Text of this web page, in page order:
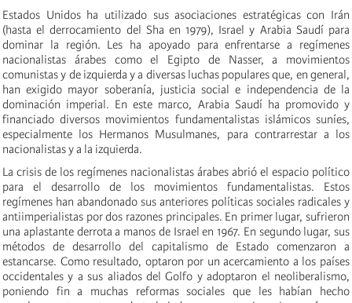
Estados Unidos ha utilizado sus asociaciones estratégicas con Irán
(hasta el derrocamiento del Sha en 1979), Israel y Arabia Saudí para
dominar la región. Les ha apoyado para enfrentarse a regímenes
nacionalistas árabes como el Egipto de Nasser, a movimientos
comunistas y de izquierda y a diversas luchas populares que, en general,
han exigido mayor soberanía, justicia social e independencia de la
dominación imperial. En este marco, Arabia Saudí ha promovido y
financiado diversos movimientos fundamentalistas islámicos suníes,
especialmente los Hermanos Musulmanes, para contrarrestar a los
nacionalistas y a la izquierda.
La crisis de los regímenes nacionalistas árabes abrió el espacio político
para el desarrollo de los movimientos fundamentalistas. Estos
regímenes han abandonado sus anteriores políticas sociales radicales y
antiimperialistas por dos razones principales. En primer lugar, sufrieron
una aplastante derrota a manos de Israel en 1967. En segundo lugar, sus
métodos de desarrollo del capitalismo de Estado comenzaron a
estancarse. Como resultado, optaron por un acercamiento a los países
occidentales y a sus aliados del Golfo y adoptaron el neoliberalismo,
poniendo fin a muchas reformas sociales que les habían hecho